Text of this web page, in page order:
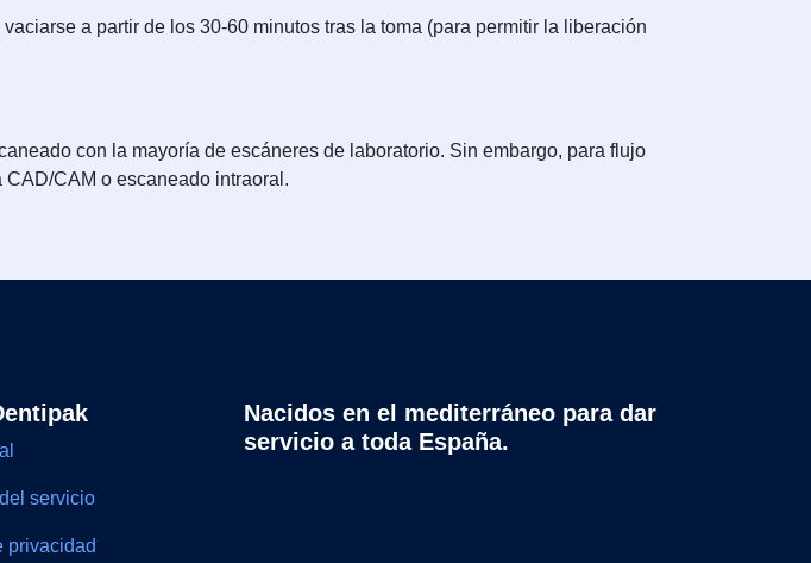
a partir de los 30-60 minutos tras la toma (para permitir la liberación
con la mayoría de escáneres de laboratorio. Sin embargo, para flujo
CAM o escaneado intraoral.
servicio
privacidad
Nacidos en el mediterráneo para dar
servicio a toda España.